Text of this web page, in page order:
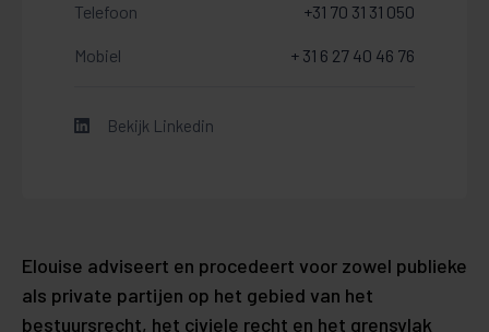
Telefoon +31 70 31 31 050
Mobiel + 31 6 27 40 46 76
Bekijk Linkedin
Elouise adviseert en procedeert voor zowel publieke
als private partijen op het gebied van het
bestuursrecht, het civiele recht en het grensvlak